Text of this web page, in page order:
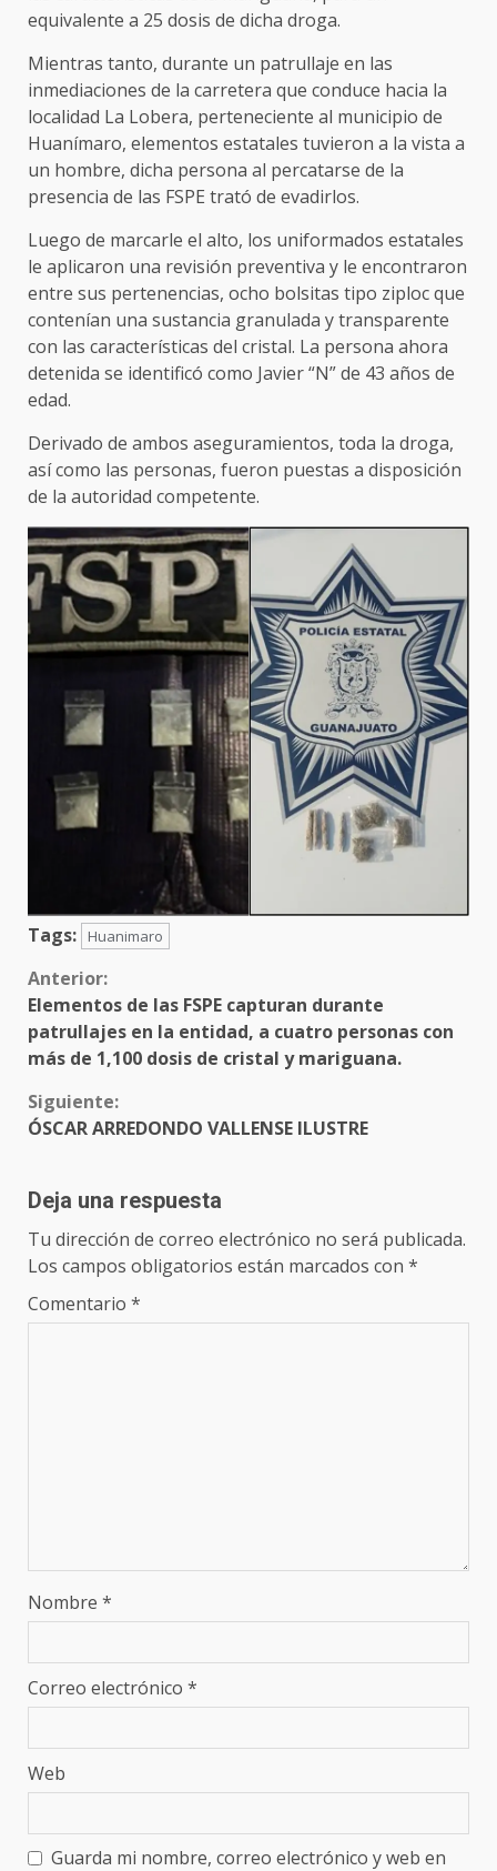
equivalente a 25 dosis de dicha droga.
Mientras tanto, durante un patrullaje en las
inmediaciones de la carretera que conduce hacia la
localidad La Lobera, perteneciente al municipio de
Huanímaro, elementos estatales tuvieron a la vista a
un hombre, dicha persona al percatarse de la
presencia de las FSPE trató de evadirlos.
Luego de marcarle el alto, los uniformados estatales
le aplicaron una revisión preventiva y le encontraron
entre sus pertenencias, ocho bolsitas tipo ziploc que
contenían una sustancia granulada y transparente
con las características del cristal. La persona ahora
detenida se identificó como Javier “N” de 43 años de
edad.
Derivado de ambos aseguramientos, toda la droga,
así como las personas, fueron puestas a disposición
de la autoridad competente.
Tags: Huanimaro
Sigue
leyendo
Anterior:
Elementos de las FSPE capturan durante
patrullajes en la entidad, a cuatro personas con
más de 1,100 dosis de cristal y mariguana.
Siguiente:
ÓSCAR ARREDONDO VALLENSE ILUSTRE
Deja una respuesta
Tu dirección de correo electrónico no será publicada.
Los campos obligatorios están marcados con *
Comentario *
Nombre *
Correo electrónico *
Web
Guarda mi nombre, correo electrónico y web en